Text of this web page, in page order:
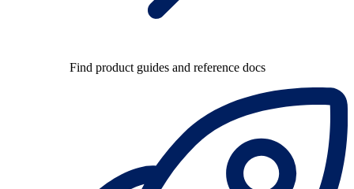
Find product guides and reference docs